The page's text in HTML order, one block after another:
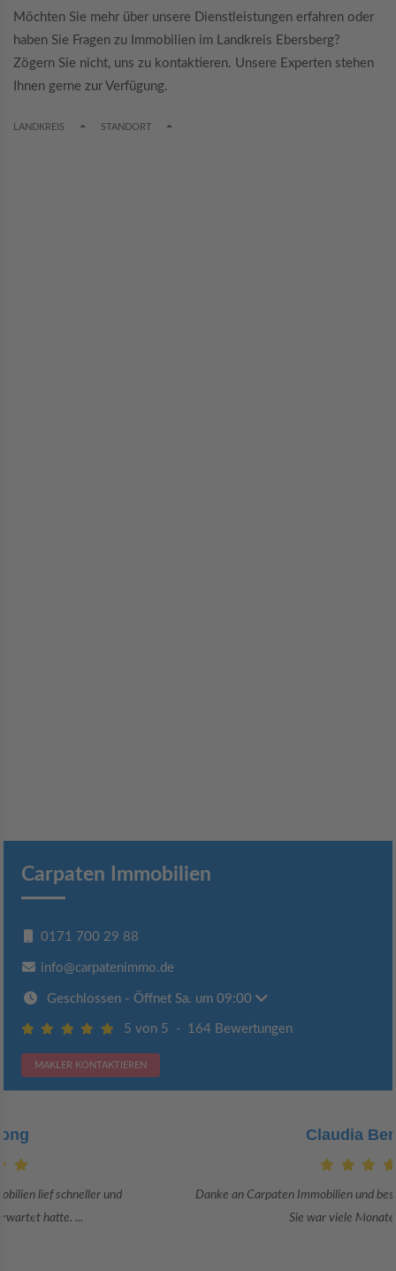
Möchten Sie mehr über unsere Dienstleistungen erfahren oder
haben Sie Fragen zu Immobilien im Landkreis Ebersberg?
Zögern Sie nicht, uns zu kontaktieren. Unsere Experten stehen
Ihnen gerne zur Verfügung.
LANDKREIS TOGGLE DROPDOWN
STANDORT TOGGLE DROPDOWN
Carpaten Immobilien
0171 700 29 88
info@carpatenimmo.de
Geschlossen - Öffnet Sa. um 09:00
5 von 5 - 164 Bewertungen
MAKLER KONTAKTIEREN
Danke an Carpaten Immobilien und besonders an Frau Adriana Sarca.